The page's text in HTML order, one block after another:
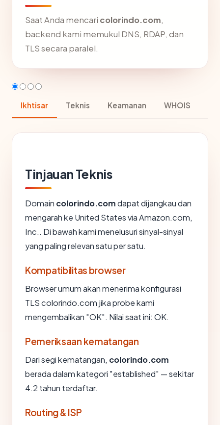
Saat Anda mencari colorindo.com,
backend kami memukul DNS, RDAP, dan
TLS secara paralel.
Ikhtisar Teknis Keamanan WHOIS
Tinjauan Teknis
Domain colorindo.comdapat dijangkau dan
mengarah ke United States via Amazon.com,
Inc.. Di bawah kami menelusuri sinyal-sinyal
yang paling relevan satu per satu.
Kompatibilitas browser
Browser umum akan menerima konfigurasi
TLS colorindo.com jika probe kami
mengembalikan "OK". Nilai saat ini: OK.
Pemeriksaan kematangan
Dari segi kematangan, colorindo.com
berada dalam kategori "established" — sekitar
4.2 tahun terdaftar.
Routing & ISP